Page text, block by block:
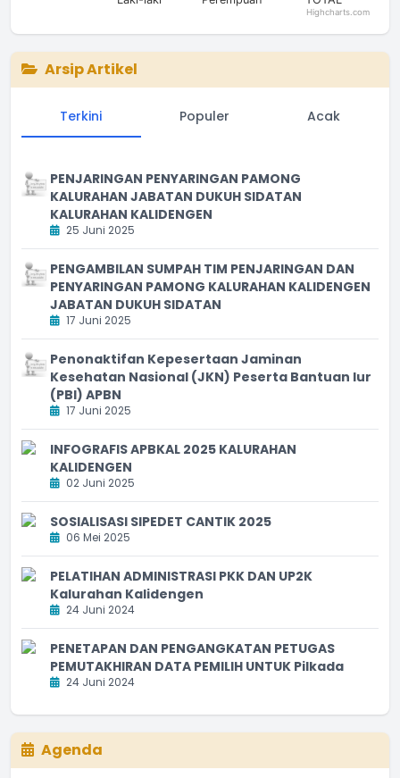
Highcharts.com
Arsip Artikel
Terkini Populer Acak
PENJARINGAN PENYARINGAN PAMONG
KALURAHAN JABATAN DUKUH SIDATAN
KALURAHAN KALIDENGEN
25 Juni 2025
PENGAMBILAN SUMPAH TIM PENJARINGAN DAN
PENYARINGAN PAMONG KALURAHAN KALIDENGEN
JABATAN DUKUH SIDATAN
17 Juni 2025
Penonaktifan Kepesertaan Jaminan
Kesehatan Nasional (JKN) Peserta Bantuan Iur
(PBI) APBN
17 Juni 2025
INFOGRAFIS APBKAL 2025 KALURAHAN
KALIDENGEN
02 Juni 2025
SOSIALISASI SIPEDET CANTIK 2025
06 Mei 2025
PELATIHAN ADMINISTRASI PKK DAN UP2K
Kalurahan Kalidengen
24 Juni 2024
PENETAPAN DAN PENGANGKATAN PETUGAS
PEMUTAKHIRAN DATA PEMILIH UNTUK Pilkada
24 Juni 2024
Agenda